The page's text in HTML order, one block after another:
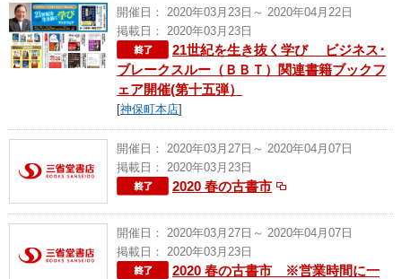
開催日： 2020年03月23日～ 2020年04月22日
掲載日： 2020年03月23日
21世紀を生き抜く学び ビジネス･
ブレークスルー（ＢＢＴ）関連書籍ブックフ
ェア開催(第十五弾）
[神保町本店]
開催日： 2020年03月27日～ 2020年04月07日
掲載日： 2020年03月23日
2020 春の古書市
開催日： 2020年03月27日～ 2020年04月07日
掲載日： 2020年03月23日
2020 春の古書市 ※営業時間に一